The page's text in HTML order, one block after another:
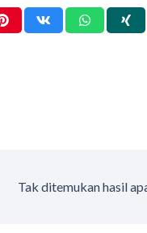
Tak ditemukan hasil